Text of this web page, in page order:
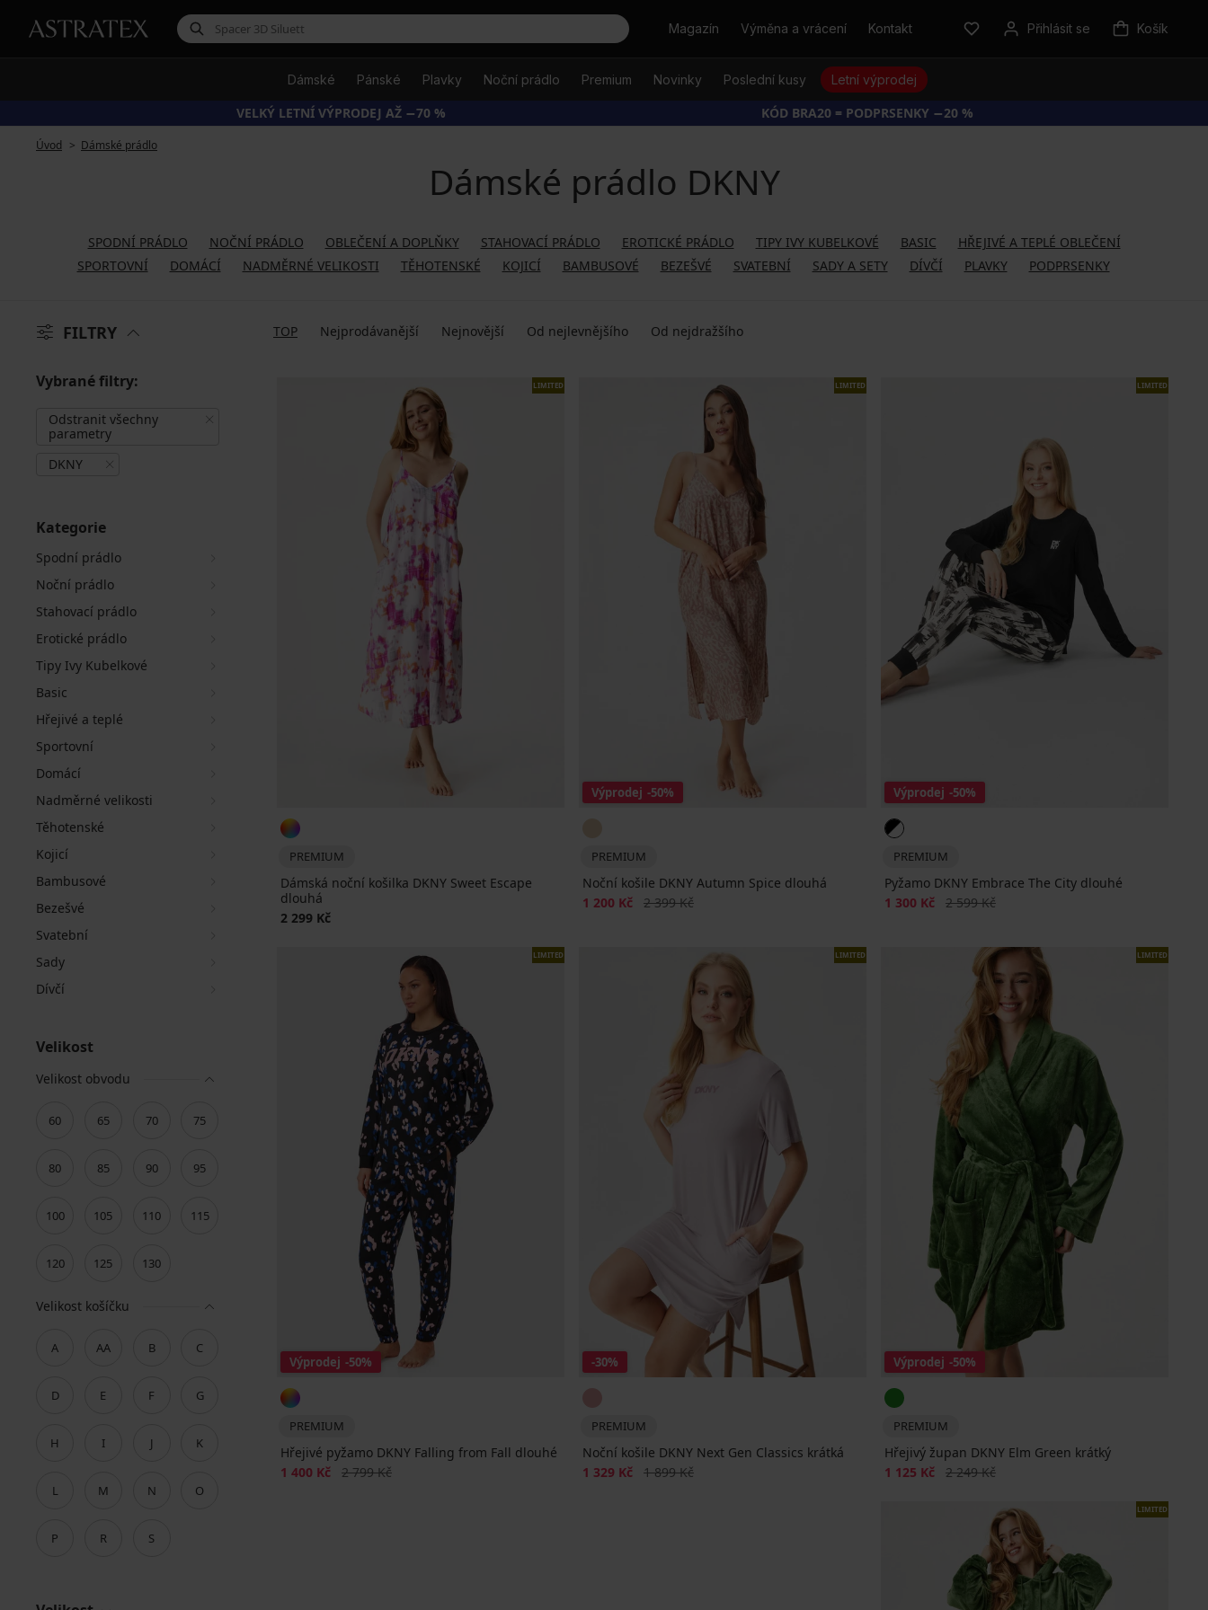
HledatMagazín Výměna a vrácení Kontakt Přihlásit se Košík
Dámské Pánské Plavky Noční prádlo Premium Novinky Poslední kusy Letní výprodej
VELKÝ LETNÍ VÝPRODEJ AŽ −70 % KÓD BRA20 = PODPRSENKY −20 %
Úvod Dámské prádlo
Dámské prádlo DKNY
SPODNÍ PRÁDLO NOČNÍ PRÁDLO OBLEČENÍ A DOPLŇKY STAHOVACÍ PRÁDLO EROTICKÉ PRÁDLO TIPY IVY KUBELKOVÉ BASIC
HŘEJIVÉ A TEPLÉ OBLEČENÍ
SPORTOVNÍ
DOMÁCÍ NADMĚRNÉ VELIKOSTI TĚHOTENSKÉ KOJICÍ BAMBUSOVÉ BEZEŠVÉ SVATEBNÍ SADY A SETY DÍVČÍ PLAVKY PODPRSENKY
FILTRY TOP Nejprodávanější Nejnovější Od nejlevnějšího Od nejdražšího
Vybrané filtry:
Odstranit všechny
parametry
DKNY
Kategorie
Spodní prádlo
Noční prádlo
Stahovací prádlo
Erotické prádlo
Tipy Ivy Kubelkové
Basic
Hřejivé a teplé
Sportovní
Domácí
Nadměrné velikosti
Těhotenské
Kojicí
Bambusové
Bezešvé
Svatební
Sady
Dívčí
Velikost
Velikost obvodu
60 65 70 75
80 85 90 95
100 105 110 115
120 125 130
Velikost košíčku
A AA B C
D E F G
H I J K
L M N O
P R S
LIMITED
PREMIUM
Dámská noční košilka DKNY Sweet Escape
dlouhá
2 299 Kč
LIMITED
Výprodej -50%
PREMIUM
Noční košile DKNY Autumn Spice dlouhá
Sleva
1 200 Kč Původní cena
2 399 Kč
LIMITED
Výprodej -50%
PREMIUM
Pyžamo DKNY Embrace The City dlouhé
Sleva
1 300 Kč Původní cena
2 599 Kč
LIMITED
Výprodej -50%
PREMIUM
Hřejivé pyžamo DKNY Falling from Fall dlouhé
Sleva
1 400 Kč Původní cena
2 799 Kč
LIMITED
-30%
PREMIUM
Noční košile DKNY Next Gen Classics krátká
Sleva
1 329 Kč Původní cena
1 899 Kč
LIMITED
Výprodej -50%
PREMIUM
Hřejivý župan DKNY Elm Green krátký
Sleva
1 125 Kč Původní cena
2 249 Kč
LIMITED